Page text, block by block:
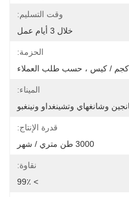
وقت التسليم:
خلال 3 أيام عمل
الحزمة:
الميناء:
وشانغهاي وتشينغداو ونينغبو
قدرة الإنتاج:
3000 طن متري / شهر
نقاوة:
> 99٪